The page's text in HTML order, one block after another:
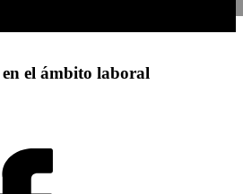
en el ámbito laboral